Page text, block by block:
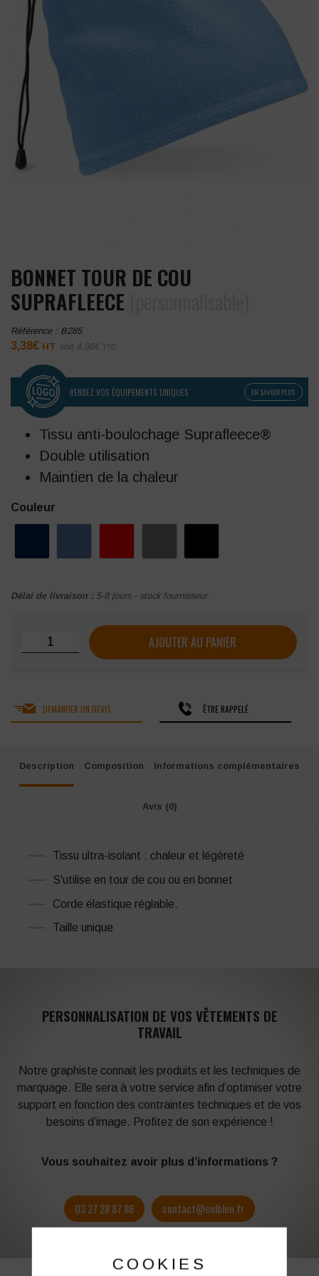
BONNET TOUR DE COU
SUPRAFLEECE
Référence : B285
3,38€ HT soit 4,06€ TTC
RENDEZ VOS ÉQUIPEMENTS UNIQUES EN SAVOIR PLUS
Tissu anti-boulochage Suprafleece®
Double utilisation
Maintien de la chaleur
Couleur
Délai de livraison : 5-8 jours - stock fournisseur
quantité de Bonnet tour de cou Suprafleece
AJOUTER AU PANIER
DEMANDER UN DEVIS ÊTRE RAPPELÉ
Description Composition Informations complémentaires
Avis (0)
Tissu ultra-isolant : chaleur et légèreté
S'utilise en tour de cou ou en bonnet
Corde élastique réglable.
Taille unique
PERSONNALISATION DE VOS VÊTEMENTS DE
TRAVAIL
Notre graphiste connait les produits et les techniques de
marquage. Elle sera à votre service afin d’optimiser votre
support en fonction des contraintes techniques et de vos
besoins d’image. Profitez de son expérience !
Vous souhaitez avoir plus d’informations ?
03 27 28 87 86 contact@colbleu.fr
COOKIES